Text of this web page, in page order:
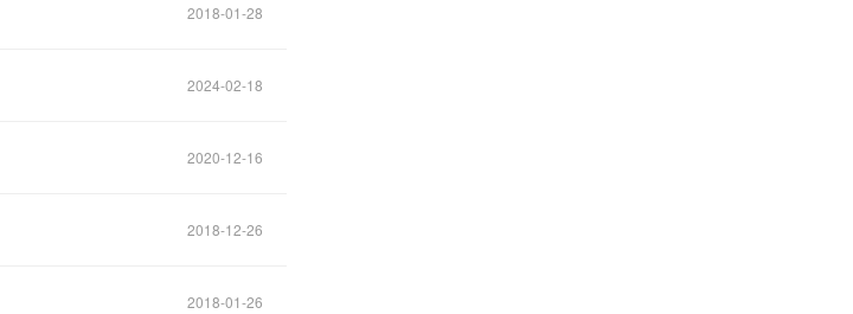
2018-01-28
2024-02-18
2020-12-16
2018-12-26
2018-01-26